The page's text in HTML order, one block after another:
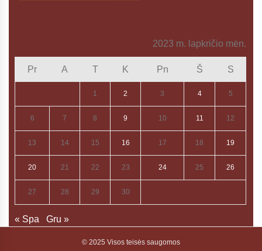
2023 m. lapkričio mėn.
Pr A T K Pn Š S
1 2 3 4 5
6 7 8 9 10 11 12
13 14 15 16 17 18 19
20 21 22 23 24 25 26
27 28 29 30
« Spa Gru »
© 2025 Visos teisės saugomos